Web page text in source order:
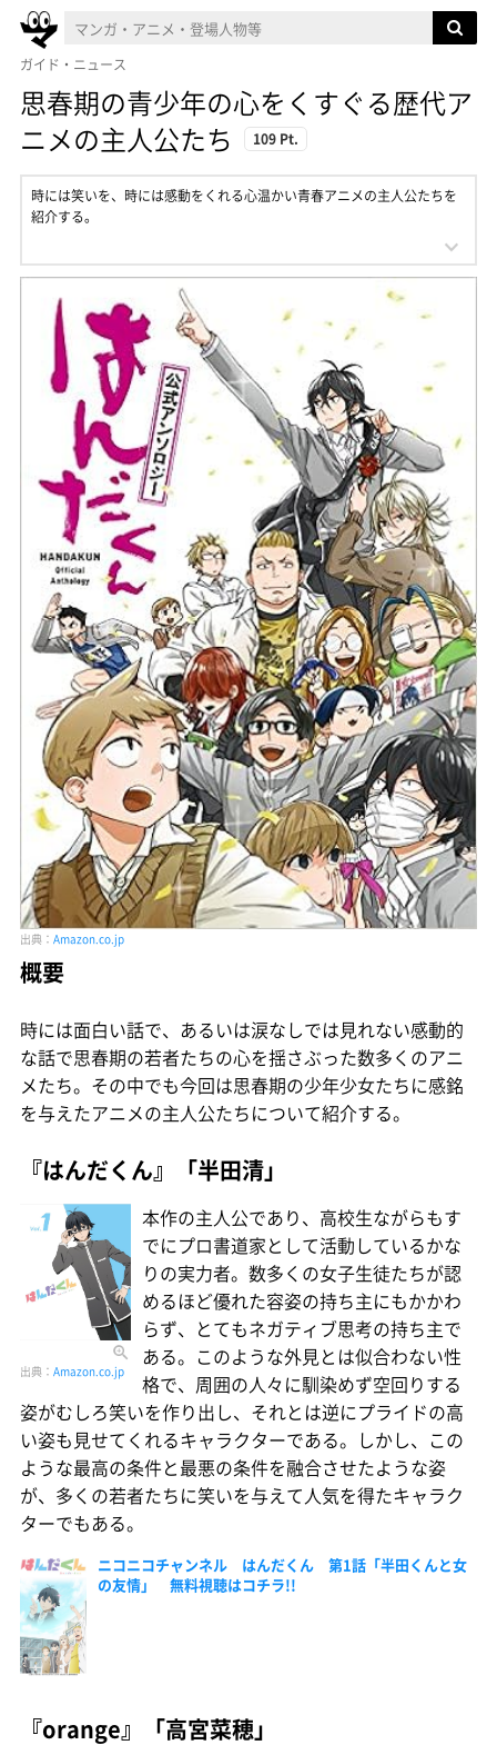
ガイド・ニュース
思春期の青少年の心をくすぐる歴代ア
ニメの主人公たち
109 Pt.
時には笑いを、時には感動をくれる心温かい青春アニメの主人公たちを
紹介する。
出典： Amazon.co.jp
概要
時には面白い話で、あるいは涙なしでは見れない感動的
な話で思春期の若者たちの心を揺さぶった数多くのアニ
メたち。その中でも今回は思春期の少年少女たちに感銘
を与えたアニメの主人公たちについて紹介する。
『はんだくん』「半田清」
出典： Amazon.co.jp
本作の主人公であり、高校生ながらもす
でにプロ書道家として活動しているかな
りの実力者。数多くの女子生徒たちが認
めるほど優れた容姿の持ち主にもかかわ
らず、とてもネガティブ思考の持ち主で
ある。このような外見とは似合わない性
格で、周囲の人々に馴染めず空回りする
姿がむしろ笑いを作り出し、それとは逆にプライドの高
い姿も見せてくれるキャラクターである。しかし、この
ような最高の条件と最悪の条件を融合させたような姿
が、多くの若者たちに笑いを与えて人気を得たキャラク
ターでもある。
ニコニコチャンネル はんだくん 第1話「半田くんと女
の友情」 無料視聴はコチラ!!
『orange』「高宮菜穂」